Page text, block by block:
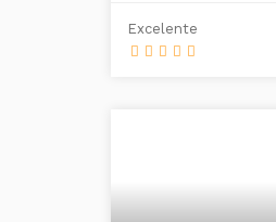
Excelente